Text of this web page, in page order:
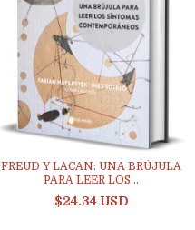
FREUD Y LACAN: UNA BRÚJULA
PARA LEER LOS...
$24.34 USD